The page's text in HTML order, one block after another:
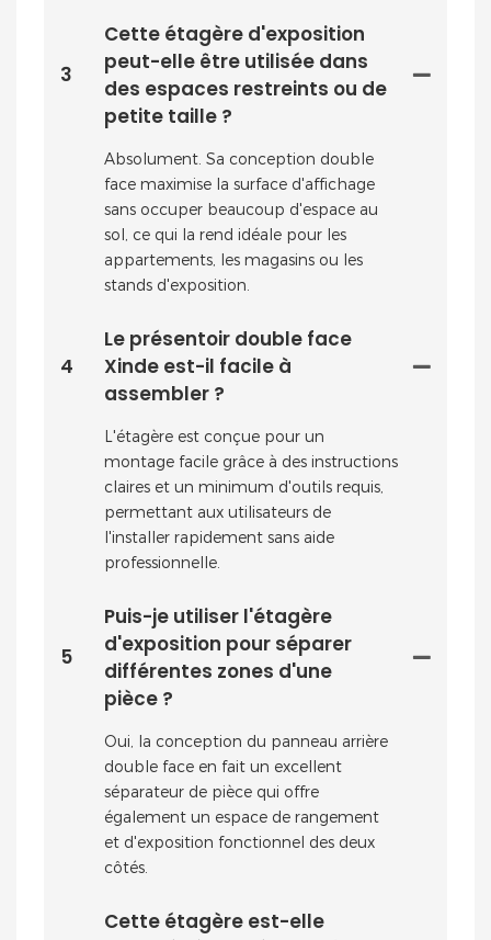
3
Cette étagère d'exposition
peut-elle être utilisée dans
des espaces restreints ou de
petite taille ?
Absolument. Sa conception double
face maximise la surface d'affichage
sans occuper beaucoup d'espace au
sol, ce qui la rend idéale pour les
appartements, les magasins ou les
stands d'exposition.
4
Le présentoir double face
Xinde est-il facile à
assembler ?
L'étagère est conçue pour un
montage facile grâce à des instructions
claires et un minimum d'outils requis,
permettant aux utilisateurs de
l'installer rapidement sans aide
professionnelle.
5
Puis-je utiliser l'étagère
d'exposition pour séparer
différentes zones d'une
pièce ?
Oui, la conception du panneau arrière
double face en fait un excellent
séparateur de pièce qui offre
également un espace de rangement
et d'exposition fonctionnel des deux
côtés.
Cette étagère est-elle